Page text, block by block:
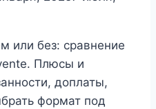
или без: сравнение
Плюсы и
доплаты,
формат под